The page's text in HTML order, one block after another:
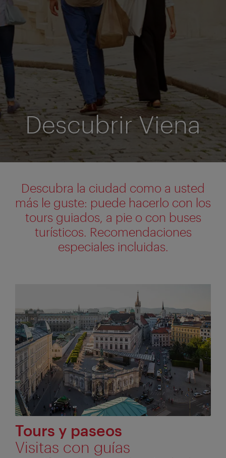
Descubrir Viena
Descubra la ciudad como a usted
más le guste: puede hacerlo con los
tours guiados, a pie o con buses
turísticos. Recomendaciones
especiales incluidas.
Tours y paseos
Visitas con guías